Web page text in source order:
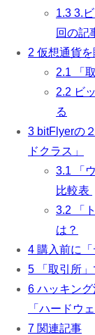
1.3 3.
回の記
2 仮想通貨
2.1 「
2.2 ビ
る
3 bitFlyerの
ドクラス」
3.1 「
比較表
3.2 「
は？
4 購入前に
5 「取引所
6 ハッキン
「ハードウ
7 関連記事